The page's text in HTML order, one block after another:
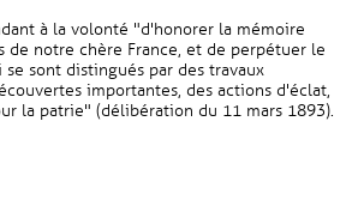
à la volonté "d'honorer la mémoire
de notre chère France, et de perpétuer le
sont distingués par des travaux
importantes, des actions d'éclat,
la patrie" (délibération du 11 mars 1893).